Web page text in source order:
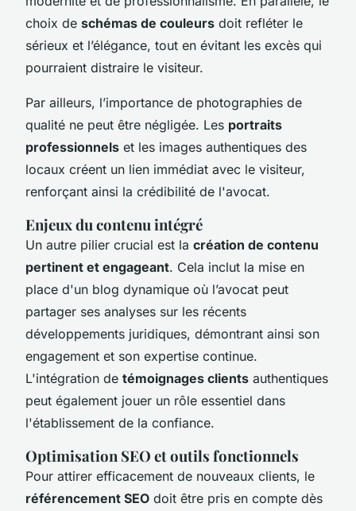
choix de schémas de couleurs doit refléter le
sérieux et l’élégance, tout en évitant les excès qui
pourraient distraire le visiteur.
Par ailleurs, l’importance de photographies de
qualité ne peut être négligée. Les portraits
professionnels et les images authentiques des
locaux créent un lien immédiat avec le visiteur,
renforçant ainsi la crédibilité de l'avocat.
Enjeux du contenu intégré
Un autre pilier crucial est la création de contenu
pertinent et engageant. Cela inclut la mise en
place d'un blog dynamique où l’avocat peut
partager ses analyses sur les récents
développements juridiques, démontrant ainsi son
engagement et son expertise continue.
L'intégration de témoignages clients authentiques
peut également jouer un rôle essentiel dans
l'établissement de la confiance.
Optimisation SEO et outils fonctionnels
Pour attirer efficacement de nouveaux clients, le
référencement SEO doit être pris en compte dès